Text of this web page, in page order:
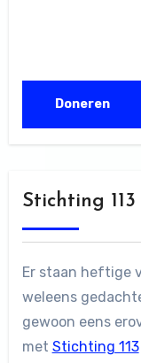
Stichting 113
Er staan heftige
weleens
gewoon eens
met Stichting 113